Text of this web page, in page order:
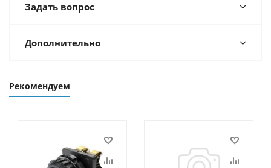
Задать вопрос
Дополнительно
Рекомендуем